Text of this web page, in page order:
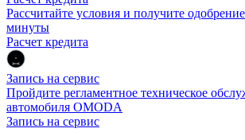
Рассчитайте условия и получите
минуты
Расчет кредита
Запись на сервис
Пройдите регламентное техническое
автомобиля OMODA
Запись на сервис